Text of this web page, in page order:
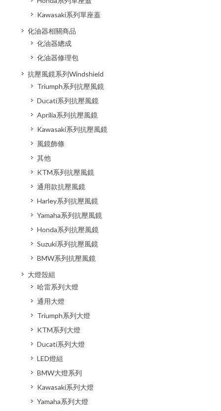
Kawasaki系列單座蓋
化油器相關商品
化油器總成
化油器修理包
抗壓風鏡系列Windshield
Triumph系列抗壓風鏡
Ducati系列抗壓風鏡
Aprilia系列抗壓風鏡
Kawasaki系列抗壓風鏡
風鏡飾條
其他
KTM系列抗壓風鏡
通用款抗壓風鏡
Harley系列抗壓風鏡
Yamaha系列抗壓風鏡
Honda系列抗壓風鏡
Suzuki系列抗壓風鏡
BMW系列抗壓風鏡
大燈殼組
哈雷系列大燈
通用大燈
Triumph系列大燈
KTM系列大燈
Ducati系列大燈
LED燈組
BMW大燈系列
Kawasaki系列大燈
Yamaha系列大燈